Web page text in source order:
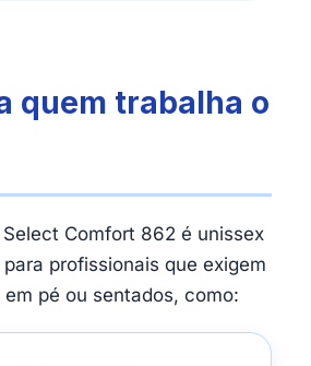
quem trabalha o
Comfort 862 é unissex
profissionais que exigem
pé ou sentados, como: